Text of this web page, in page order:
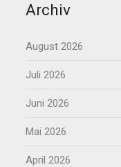
Archiv
August 2026
Juli 2026
Juni 2026
Mai 2026
April 2026